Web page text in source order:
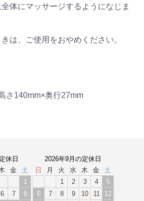
体にマッサージするようになじま
は、ご使用をおやめください。
さ140mm×奥行27mm
休日
金
土
1
6 7
8
2026年9月の定休日
日
月 火 水 木 金
土
1
2 3 4
5
6
7 8 9 10 11
12